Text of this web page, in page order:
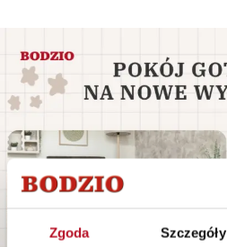
Zgoda Szczegóły